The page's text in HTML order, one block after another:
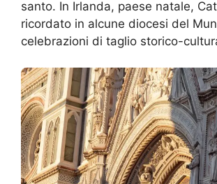
santo. In Irlanda, paese natale,
ricordato in alcune diocesi del
celebrazioni di taglio storico-